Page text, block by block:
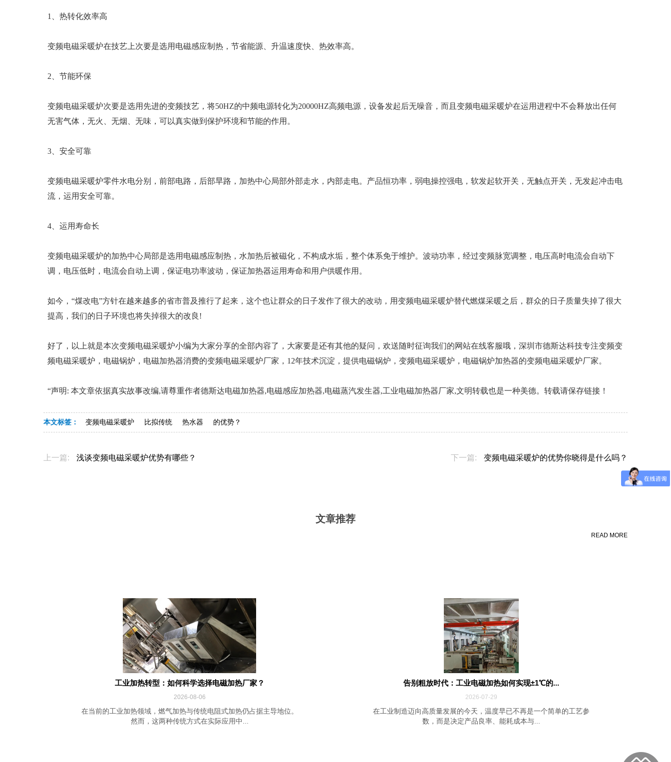
1、热转化效率高
变频电磁采暖炉在技艺上次要是选用电磁感应制热，节省能源、升温速度快、热效率高。
2、节能环保
变频电磁采暖炉次要是选用先进的变频技艺，将50HZ的中频电源转化为20000HZ高频电源，设备发起后无噪音，而且变频电磁采暖炉在运用进程中不会释放出任何
无害气体，无火、无烟、无味，可以真实做到保护环境和节能的作用。
3、安全可靠
变频电磁采暖炉零件水电分别，前部电路，后部旱路，加热中心局部外部走水，内部走电。产品恒功率，弱电操控强电，软发起软开关，无触点开关，无发起冲击电
流，运用安全可靠。
4、运用寿命长
变频电磁采暖炉的加热中心局部是选用电磁感应制热，水加热后被磁化，不构成水垢，整个体系免于维护。波动功率，经过变频脉宽调整，电压高时电流会自动下
调，电压低时，电流会自动上调，保证电功率波动，保证加热器运用寿命和用户供暖作用。
如今，“煤改电”方针在越来越多的省市普及推行了起来，这个也让群众的日子发作了很大的改动，用变频电磁采暖炉替代燃煤采暖之后，群众的日子质量失掉了很大
提高，我们的日子环境也将失掉很大的改良!
好了，以上就是本次变频电磁采暖炉小编为大家分享的全部内容了，大家要是还有其他的疑问，欢送随时征询我们的网站在线客服哦，深圳市德斯达科技专注变频变
频电磁采暖炉，电磁锅炉，电磁加热器消费的变频电磁采暖炉厂家，12年技术沉淀，提供电磁锅炉，变频电磁采暖炉，电磁锅炉加热器的变频电磁采暖炉厂家。
“声明: 本文章依据真实故事改编,请尊重作者德斯达电磁加热器,电磁感应加热器,电磁蒸汽发生器,工业电磁加热器厂家,文明转载也是一种美德。转载请保存链接！
本文标签： 变频电磁采暖炉 比拟传统 热水器 的优势？
上一篇: 浅谈变频电磁采暖炉优势有哪些？ 下一篇: 变频电磁采暖炉的优势你晓得是什么吗？
文章推荐
READ MORE
工业加热转型：如何科学选择电磁加热厂家？
2026-08-06
在当前的工业加热领域，燃气加热与传统电阻式加热仍占据主导地位。
然而，这两种传统方式在实际应用中...
告别粗放时代：工业电磁加热如何实现±1℃的...
2026-07-29
在工业制造迈向高质量发展的今天，温度早已不再是一个简单的工艺参
数，而是决定产品良率、能耗成本与...